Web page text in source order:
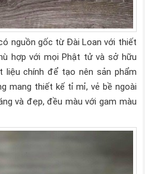
nguồn gốc từ Đài Loan với thiết
hợp với mọi Phật tử và sở hữu
liệu chính để tạo nên sản phẩm
mang thiết kế tỉ mỉ, vẻ bề ngoài
và đẹp, đều màu với gam màu